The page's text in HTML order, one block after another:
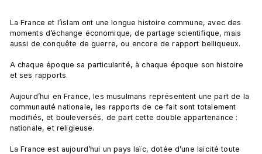
La France et l’islam ont une longue histoire commune, avec des
moments d’échange économique, de partage scientifique, mais
aussi de conquête de guerre, ou encore de rapport belliqueux.
A chaque époque sa particularité, à chaque époque son histoire
et ses rapports.
Aujourd’hui en France, les musulmans représentent une part de la
communauté nationale, les rapports de ce fait sont totalement
modifiés, et bouleversés, de part cette double appartenance :
nationale, et religieuse.
La France est aujourd’hui un pays laïc, dotée d’une laïcité toute